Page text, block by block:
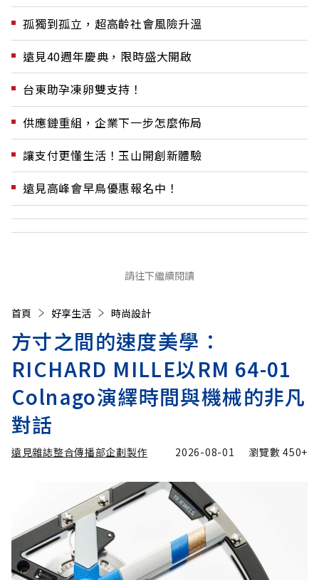
孤獨到孤立，超高齡社會風險升溫
遠見40週年慶典，限時盛大開啟
台東助孕凍卵雙支持！
供應鏈重組，企業下一步怎麼佈局
讓支付更懂生活！玉山開創新體驗
遠見高峰會早鳥優惠報名中！
請往下繼續閱讀
首頁 好享生活 時尚設計
方寸之間的速度美學：
RICHARD MILLE以RM 64-01
Colnago演繹時間與機械的非凡
對話
遠見雜誌整合傳播部企劃製作 2026-08-01 瀏覽數450+